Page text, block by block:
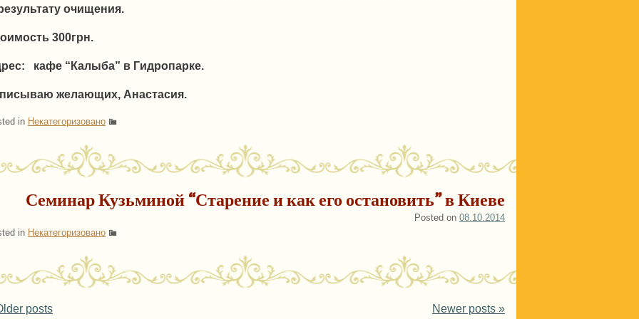
очищения.
300грн.
кафе “Калыба” в Гидропарке.
желающих, Анастасия.
in Некатегоризовано
Семинар Кузьминой “Старение и как его остановить” в Киеве
Posted on 08.10.2014
in Некатегоризовано
posts Newer posts »